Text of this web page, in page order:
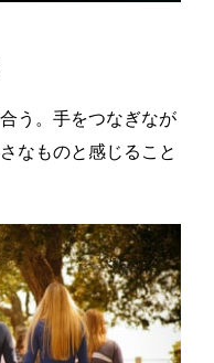
う。手をつなぎなが
なものと感じること